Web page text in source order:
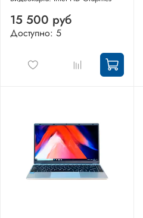
15 500 руб
Доступно: 5